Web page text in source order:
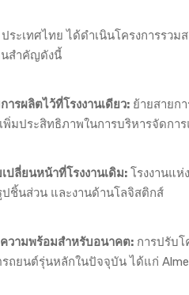
ระเทศไทย ได้ดำเนินโครงการรว
นสำคัญดังนี้
ารผลิตไว้ที่โรงงานเดียว: ย้ายสายก
พิ่มประสิทธิภาพในการบริหารจัดกา
ปลี่ยนหน้าที่โรงงานเดิม: โรงงานแ
ชิ้นส่วน และงานด้านโลจิสติกส์
วามพร้อมสำหรับอนาคต: การปรับ
ถยนต์รุ่นหลักในปัจจุบัน ได้แก่